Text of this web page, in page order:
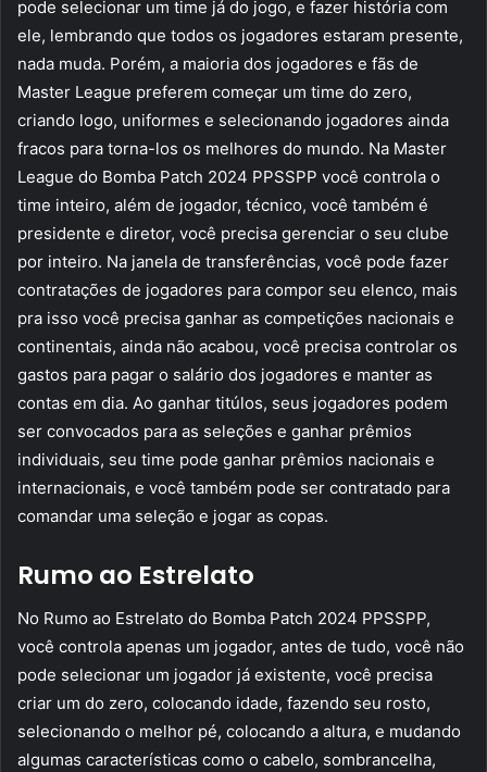
pode selecionar um time já do jogo, e fazer história com
ele, lembrando que todos os jogadores estaram presente,
nada muda. Porém, a maioria dos jogadores e fãs de
Master League preferem começar um time do zero,
criando logo, uniformes e selecionando jogadores ainda
fracos para torna-los os melhores do mundo. Na Master
League do Bomba Patch 2024 PPSSPP você controla o
time inteiro, além de jogador, técnico, você também é
presidente e diretor, você precisa gerenciar o seu clube
por inteiro. Na janela de transferências, você pode fazer
contratações de jogadores para compor seu elenco, mais
pra isso você precisa ganhar as competições nacionais e
continentais, ainda não acabou, você precisa controlar os
gastos para pagar o salário dos jogadores e manter as
contas em dia. Ao ganhar titúlos, seus jogadores podem
ser convocados para as seleções e ganhar prêmios
individuais, seu time pode ganhar prêmios nacionais e
internacionais, e você também pode ser contratado para
comandar uma seleção e jogar as copas.
Rumo ao Estrelato
No Rumo ao Estrelato do Bomba Patch 2024 PPSSPP,
você controla apenas um jogador, antes de tudo, você não
pode selecionar um jogador já existente, você precisa
criar um do zero, colocando idade, fazendo seu rosto,
selecionando o melhor pé, colocando a altura, e mudando
algumas características como o cabelo, sombrancelha,